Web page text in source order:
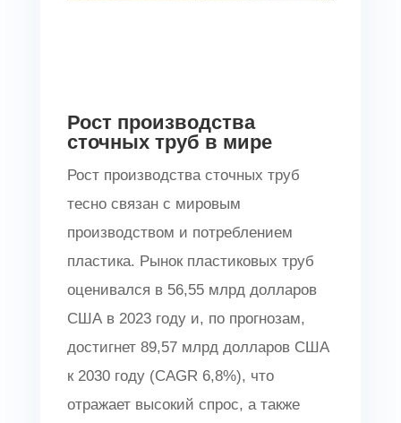
Рост производства
сточных труб в мире
Рост производства сточных труб
тесно связан с мировым
производством и потреблением
пластика. Рынок пластиковых труб
оценивался в 56,55 млрд долларов
США в 2023 году и, по прогнозам,
достигнет 89,57 млрд долларов США
к 2030 году (CAGR 6,8%), что
отражает высокий спрос, а также